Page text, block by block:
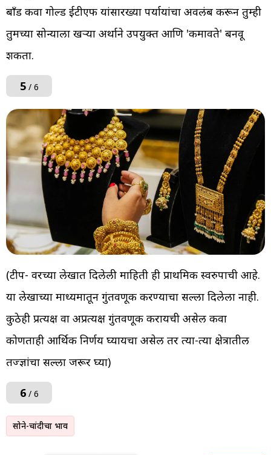
बाँड किंवा गोल्ड ईटीएफ यांसारख्या पर्यायांचा अवलंब करून तुम्ही
तुमच्या सोन्याला खऱ्या अर्थाने उपयुक्त आणि 'कमावते' बनवू
शकता.
5/ 6
(टीप- वरच्या लेखात दिलेली माहिती ही प्राथमिक स्वरुपाची आहे.
या लेखाच्या माध्यमातून गुंतवणूक करण्याचा सल्ला दिलेला नाही.
कुठेही प्रत्यक्ष वा अप्रत्यक्ष गुंतवणूक करायची असेल किंवा
कोणताही आर्थिक निर्णय घ्यायचा असेल तर त्या-त्या क्षेत्रातील
तज्ज्ञांचा सल्ला जरूर घ्या)
6/ 6
सोने-चांदीचा भाव